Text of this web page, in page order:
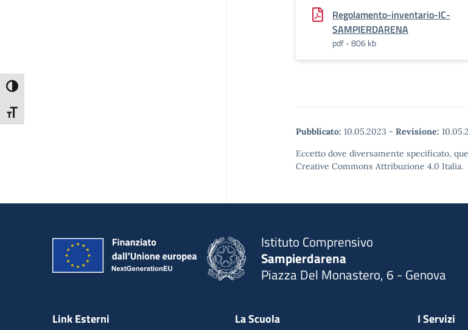
Attiva/disattiva alto contrasto
Attiva/disattiva dimensione testo
Regolamento-inventario-IC-
SAMPIERDARENA
pdf - 806 kb
Pubblicato: 10.05.2023 - Revisione:
Eccetto dove diversamente specificato,
Creative Commons Attribuzione 4.0 Italia.
Istituto Comprensivo
Sampierdarena
Piazza Del Monastero, 6 - Genova
Link Esterni La Scuola I Servizi